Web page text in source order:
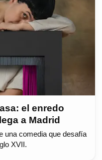
el enredo
a Madrid
una comedia que desafía
XVII.